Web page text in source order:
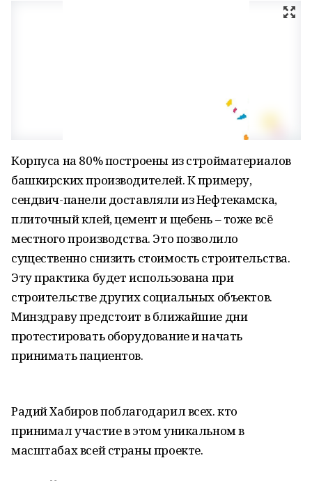
Корпуса на 80% построены из стройматериалов
башкирских производителей. К примеру,
сендвич-панели доставляли из Нефтекамска,
плиточный клей, цемент и щебень – тоже всё
местного производства. Это позволило
существенно снизить стоимость строительства.
Эту практика будет использована при
строительстве других социальных объектов.
Минздраву предстоит в ближайшие дни
протестировать оборудование и начать
принимать пациентов.
Радий Хабиров поблагодарил всех. кто
принимал участие в этом уникальном в
масштабах всей страны проекте.